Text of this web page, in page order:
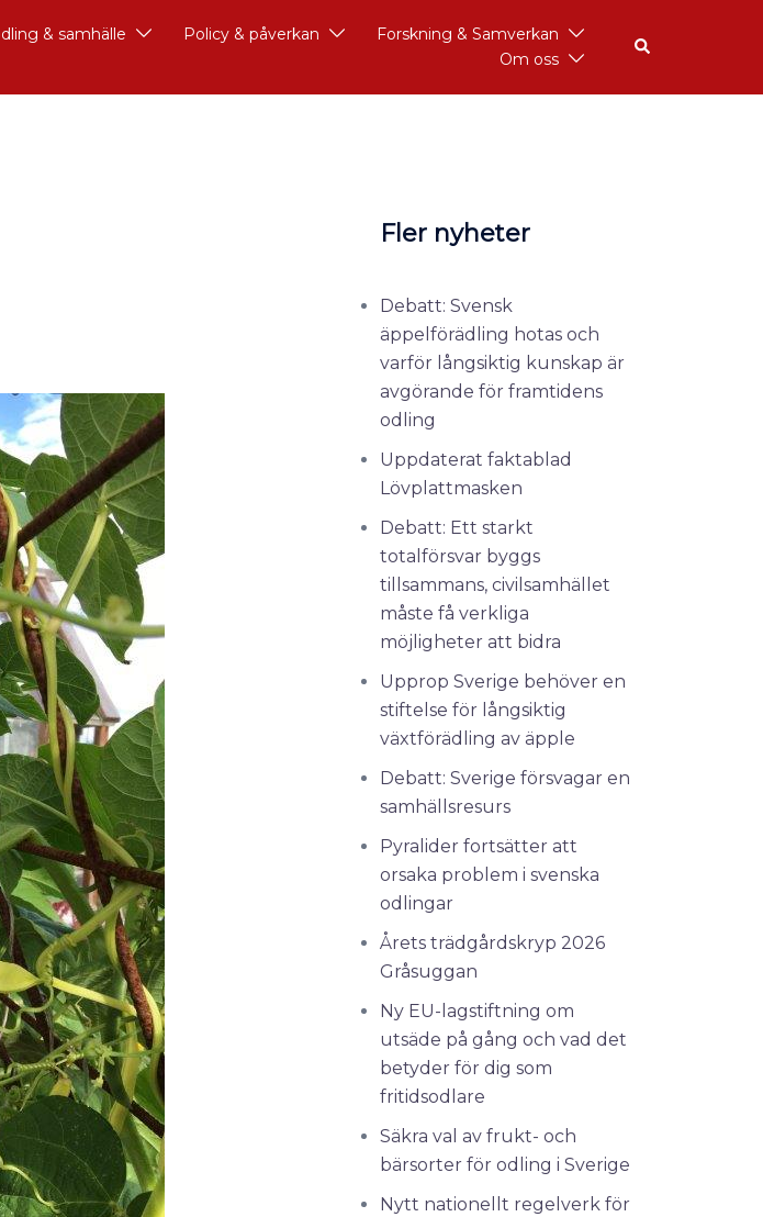
& samhälle Policy & påverkan
Forskning & Samverkan
Om oss
Fler nyheter
Debatt: Svensk
äppelförädling hotas och
varför långsiktig kunskap är
avgörande för framtidens
odling
Uppdaterat faktablad
Lövplattmasken
Debatt: Ett starkt
totalförsvar byggs
tillsammans, civilsamhället
måste få verkliga
möjligheter att bidra
Upprop Sverige behöver en
stiftelse för långsiktig
växtförädling av äpple
Debatt: Sverige försvagar en
samhällsresurs
Pyralider fortsätter att
orsaka problem i svenska
odlingar
Årets trädgårdskryp 2026
Gråsuggan
Ny EU-lagstiftning om
utsäde på gång och vad det
betyder för dig som
fritidsodlare
Säkra val av frukt- och
bärsorter för odling i Sverige
Nytt nationellt regelverk för